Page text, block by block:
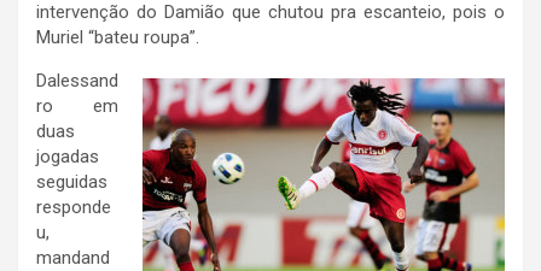
intervenção do Damião que chutou pra escanteio, pois o
Muriel “bateu roupa”.
Dalessand
ro em
duas
jogadas
seguidas
responde
u,
mandand